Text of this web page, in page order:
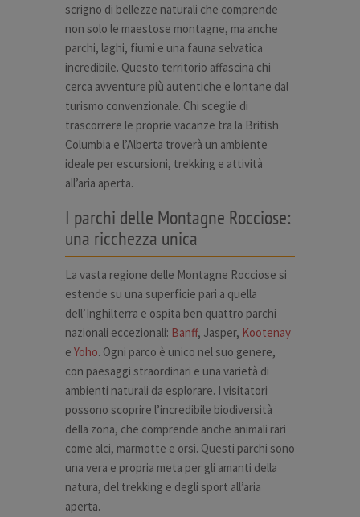
scrigno di bellezze naturali che comprende
non solo le maestose montagne, ma anche
parchi, laghi, fiumi e una fauna selvatica
incredibile. Questo territorio affascina chi
cerca avventure più autentiche e lontane dal
turismo convenzionale. Chi sceglie di
trascorrere le proprie vacanze tra la British
Columbia e l’Alberta troverà un ambiente
ideale per escursioni, trekking e attività
all’aria aperta.
I parchi delle Montagne Rocciose:
una ricchezza unica
La vasta regione delle Montagne Rocciose si
estende su una superficie pari a quella
dell’Inghilterra e ospita ben quattro parchi
nazionali eccezionali: Banff, Jasper, Kootenay
e Yoho. Ogni parco è unico nel suo genere,
con paesaggi straordinari e una varietà di
ambienti naturali da esplorare. I visitatori
possono scoprire l’incredibile biodiversità
della zona, che comprende anche animali rari
come alci, marmotte e orsi. Questi parchi sono
una vera e propria meta per gli amanti della
natura, del trekking e degli sport all’aria
aperta.